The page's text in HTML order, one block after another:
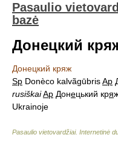
Pasaulio
bazė
Донецкий
Донецкий кряж
Sp Donèco kalvãgūbrisAp
rusiškaiAp Донецький кря
Ukrainoje
Pasaulio vietovardžiai. Internetinė